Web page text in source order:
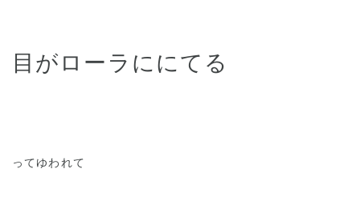
目がローラににてる
ってゆわれて